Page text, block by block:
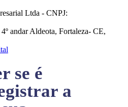
Ltda - CNPJ:
andar Aldeota, Fortaleza- CE,
se é
a